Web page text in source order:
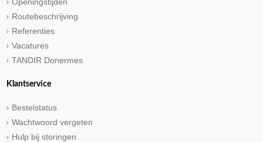
Routebeschrijving
Referenties
Vacatures
TANDIR Donermes
Klantservice
Bestelstatus
Wachtwoord vergeten
Hulp bij storingen